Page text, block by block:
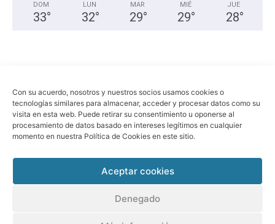
Con su acuerdo, nosotros y nuestros socios usamos cookies o
tecnologías similares para almacenar, acceder y procesar datos como su
visita en esta web. Puede retirar su consentimiento u oponerse al
procesamiento de datos basado en intereses legítimos en cualquier
momento en nuestra Política de Cookies en este sitio.
Aceptar cookies
Denegado
DOM
33°
LUN
32°
MAR
29°
MIÉ
29°
JUE
28°
Economia Política Sociedad Política de privacidad Aviso legal
© Sant Boi Info - www.santboi.info